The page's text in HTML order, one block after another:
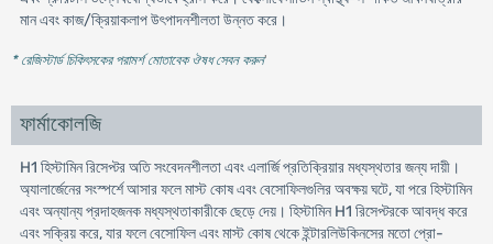
মান এবং কাজ/ক্রিয়াকলাপ উৎপাদনশীলতা উন্নত করে।
* রেজিস্টার্ড চিকিৎসকের পরামর্শ মোতাবেক ঔষধ সেবন করুন'
ফার্মাকোলজি
H1 হিস্টামিন রিসেপ্টর অতি সংবেদনশীলতা এবং এলার্জি প্রতিক্রিয়ার মধ্যস্থতার জন্য দায়ী।
অ্যালার্জেনের সংস্পর্শে আসার ফলে মাস্ট কোষ এবং বেসোফিলগুলির অবক্ষয় ঘটে, যা পরে হিস্টামিন
এবং অন্যান্য প্রদাহজনক মধ্যস্থতাকারীকে ছেড়ে দেয়। হিস্টামিন H1 রিসেপ্টরকে আবদ্ধ করে
এবং সক্রিয় করে, যার ফলে বেসোফিল এবং মাস্ট কোষ থেকে ইন্টারলিউকিনসের মতো প্রো-